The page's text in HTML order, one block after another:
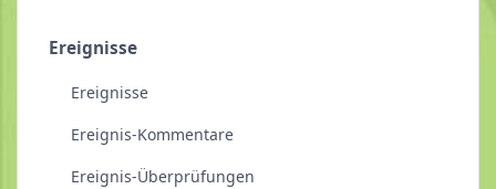
Ereignisse
Ereignisse
Ereignis-Kommentare
Ereignis-Überprüfungen